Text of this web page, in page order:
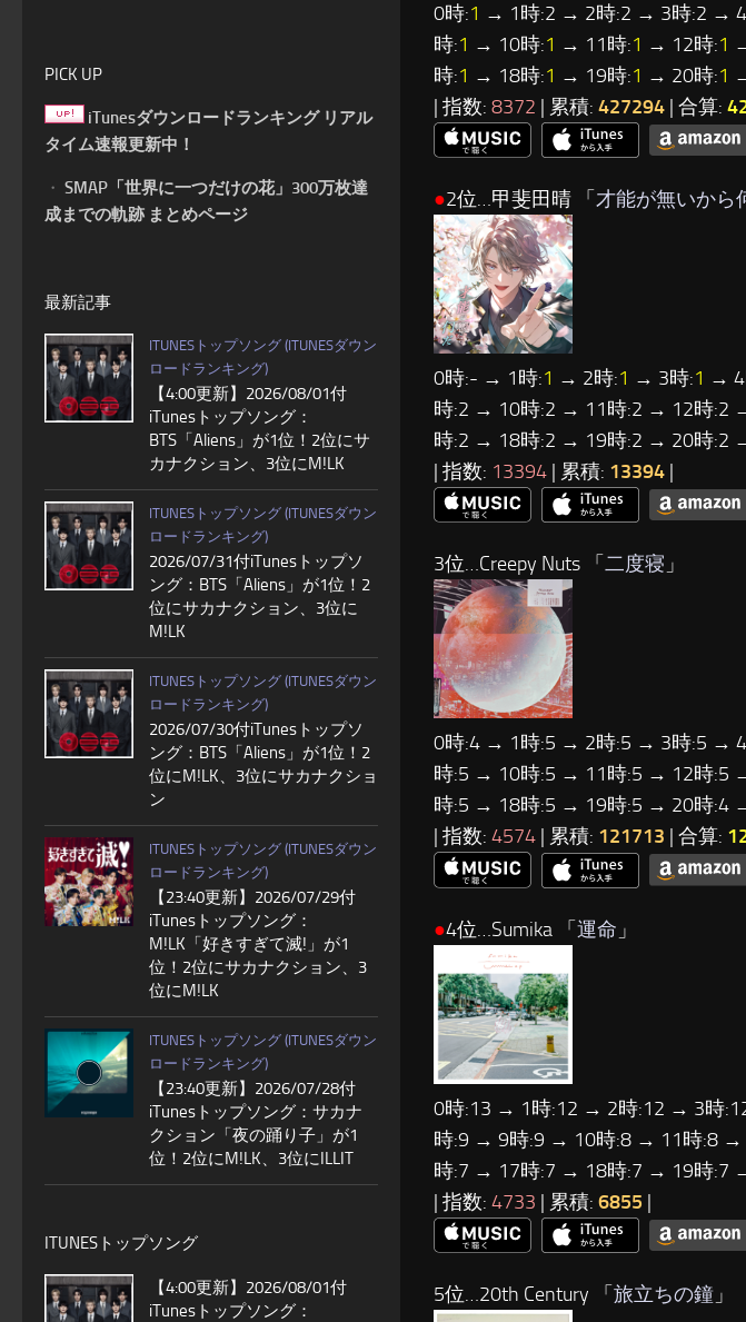
0時:1 → 1時:2 → 2時:2 → 3時:2 →
時:1 → 10時:1 → 11時:1 → 12時:1
時:1 → 18時:1 → 19時:1 → 20時:1
| 指数: 8372 | 累積: 427294 | 合算:
●2位…甲斐田晴 「 才能が無いから
0時:- → 1時:1 → 2時:1 → 3時:1 →
時:2 → 10時:2 → 11時:2 → 12時:2
時:2 → 18時:2 → 19時:2 → 20時:2
| 指数: 13394 | 累積: 13394 |
3位…Creepy Nuts 「 二度寝 」
0時:4 → 1時:5 → 2時:5 → 3時:5 →
時:5 → 10時:5 → 11時:5 → 12時:5
時:5 → 18時:5 → 19時:5 → 20時:4
| 指数: 4574 | 累積: 121713 | 合算:
●4位…Sumika 「運命 」
0時:13 → 1時:12 → 2時:12 → 3時
時:9 → 9時:9 → 10時:8 → 11時:8
時:7 → 17時:7 → 18時:7 → 19時:7
| 指数: 4733 | 累積: 6855 |
5位…20th Century 「 旅立ちの鐘 」
PICK UP
iTunesダウンロードランキング リアル
タイム速報更新中！
・ SMAP「世界に一つだけの花」300万枚達
成までの軌跡 まとめページ
最新記事
ITUNESトップソング (ITUNESダウン
ロードランキング)
【4:00更新】2026/08/01付
iTunesトップソング：
BTS「Aliens」が1位！2位にサ
カナクション、3位にM!LK
ITUNESトップソング (ITUNESダウン
ロードランキング)
2026/07/31付iTunesトップソ
ング：BTS「Aliens」が1位！2
位にサカナクション、3位に
M!LK
ITUNESトップソング (ITUNESダウン
ロードランキング)
2026/07/30付iTunesトップソ
ング：BTS「Aliens」が1位！2
位にM!LK、3位にサカナクショ
ン
ITUNESトップソング (ITUNESダウン
ロードランキング)
【23:40更新】2026/07/29付
iTunesトップソング：
M!LK「好きすぎて滅!」が1
位！2位にサカナクション、3
位にM!LK
ITUNESトップソング (ITUNESダウン
ロードランキング)
【23:40更新】2026/07/28付
iTunesトップソング：サカナ
クション「夜の踊り子」が1
位！2位にM!LK、3位にILLIT
ITUNESトップソング
【4:00更新】2026/08/01付
iTunesトップソング：